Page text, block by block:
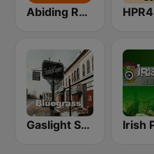
Abiding Radio - Bluegrass Hymns
Gaslight Square Bluegrass